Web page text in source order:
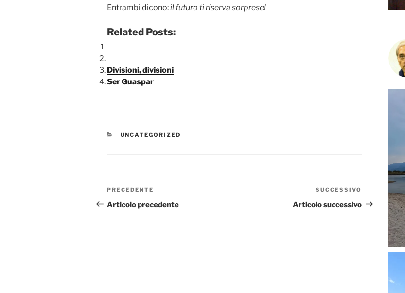
Entrambi dicono:il futuro ti riserva sorprese!
Related Posts:
Divisioni, divisioni
Ser Guaspar
CATEGORIE
UNCATEGORIZED
Navigazione
articoli
Articolo
precedente:
PRECEDENTE
Articolo precedente
Articolo
successivo
SUCCESSIVO
Articolo successivo